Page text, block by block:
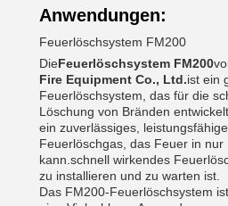
Anwendungen:
Feuerlöschsystem FM200
DieFeuerlöschsystem FM200
Fire Equipment Co., Ltd.ist ein
Feuerlöschsystem, das für die
Löschung von Bränden
ein zuverlässiges,
Feuerlöschgas, das Feuer in nur
kann.schnell wirkendes
zu installieren und zu warten ist.
Das FM200-Feuerlöschsystem